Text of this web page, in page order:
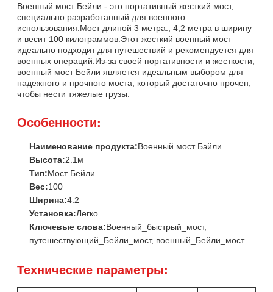
Военный мост Бейли - это портативный жесткий мост,
специально разработанный для военного
использования.Мост длиной 3 метра., 4,2 метра в ширину
и весит 100 килограммов.Этот жесткий военный мост
идеально подходит для путешествий и рекомендуется для
военных операций.Из-за своей портативности и жесткости,
военный мост Бейли является идеальным выбором для
надежного и прочного моста, который достаточно прочен,
чтобы нести тяжелые грузы.
Особенности:
Наименование продукта:Военный мост Бэйли
Высота:2.1м
Тип:Мост Бейли
Вес:100
Ширина:4.2
Установка:Легко.
Ключевые слова:Военный_быстрый_мост,
путешествующий_Бейли_мост, военный_Бейли_мост
Технические параметры: